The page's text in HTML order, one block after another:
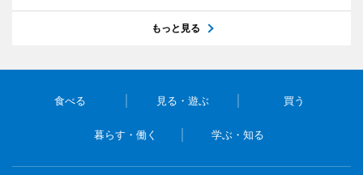
もっと見る
食べる 見る・遊ぶ 買う
暮らす・働く 学ぶ・知る